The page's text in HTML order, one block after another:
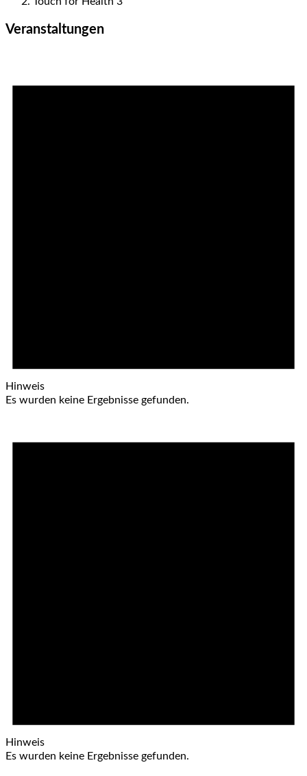
Veranstaltungen
Hinweis
Es wurden keine Ergebnisse gefunden.
Hinweis
Es wurden keine Ergebnisse gefunden.